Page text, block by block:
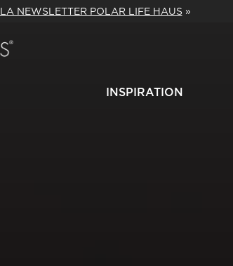
LA NEWSLETTER POLAR LIFE HAUS »
INSPIRATION